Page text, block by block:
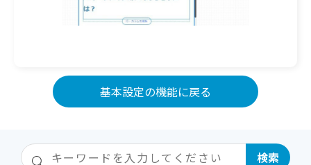
基本設定の機能に戻る